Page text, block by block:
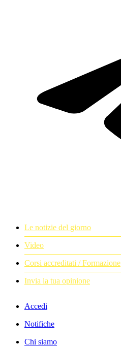
Le notizie del giorno
Video
Corsi accreditati / Formazione
Invia la tua opinione
Accedi
Notifiche
Chi siamo